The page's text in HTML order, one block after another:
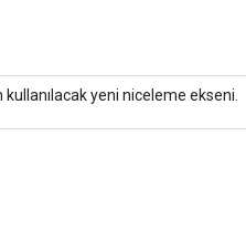
yeni niceleme ekseni.